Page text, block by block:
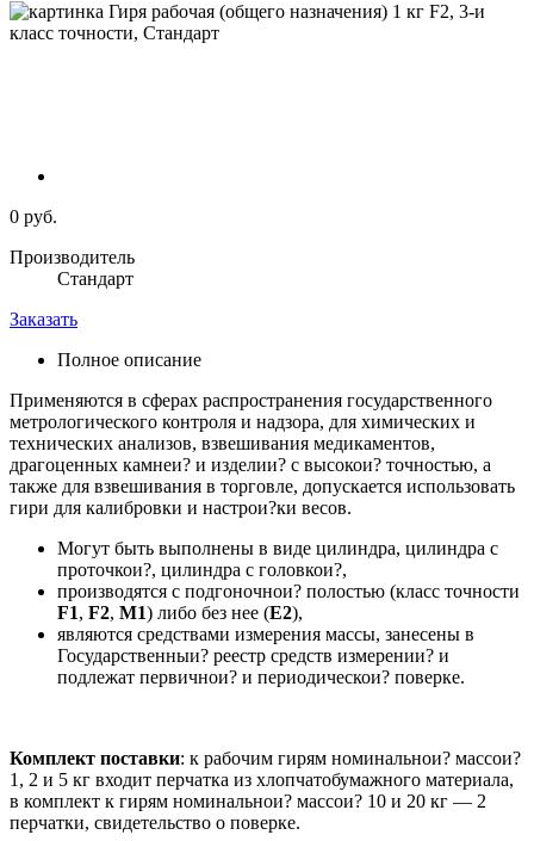
0 руб.
Производитель
Стандарт
Заказать
Полное описание
Применяются в сферах распространения государственного
метрологического контроля и надзора, для химических и
технических анализов, взвешивания медикаментов,
драгоценных камнеи? и изделии? с высокои? точностью, а
также для взвешивания в торговле, допускается использовать
гири для калибровки и настрои?ки весов.
Могут быть выполнены в виде цилиндра, цилиндра с
проточкои?, цилиндра с головкои?,
производятся с подгоночнои? полостью (класс точности
F1, F2, M1) либо без нее (E2),
являются средствами измерения массы, занесены в
Государственныи? реестр средств измерении? и
подлежат первичнои? и периодическои? поверке.
Комплект поставки: к рабочим гирям номинальнои? массои?
1, 2 и 5 кг входит перчатка из хлопчатобумажного материала,
в комплект к гирям номинальнои? массои? 10 и 20 кг — 2
перчатки, свидетельство о поверке.